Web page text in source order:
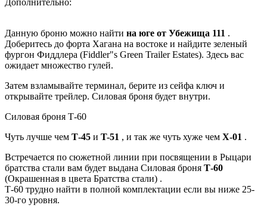
Данную броню можно найти на юге от Убежища 111 .
Доберитесь до форта Хагана на востоке и найдите зеленый
фургон Фиддлера (Fiddler"s Green Trailer Estates). Здесь вас
ожидает множество гулей.
Затем взламывайте терминал, берите из сейфа ключ и
открывайте трейлер. Силовая броня будет внутри.
Силовая броня Т-60
Чуть лучше чем Т-45 и T-51 , и так же чуть хуже чем X-01 .
Встречается по сюжетной линии при посвящении в Рыцари
братства стали вам будет выдана Силовая броня Т-60
(Окрашенная в цвета Братства стали) .
Т-60 трудно найти в полной комплектации если вы ниже 25-
30-го уровня.